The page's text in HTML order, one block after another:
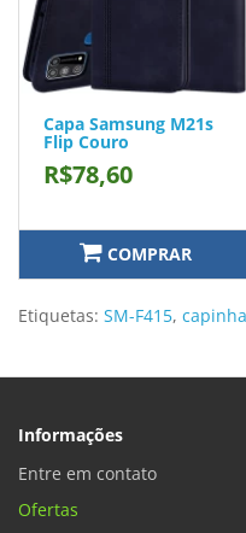
Capa Samsung M21s
Flip Couro
R$78,60
COMPRAR
Etiquetas: SM-F415,
Informações
Entre em contato
Ofertas